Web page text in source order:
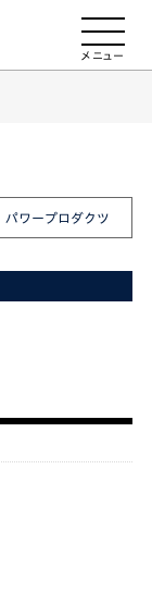
パワープロダクツ